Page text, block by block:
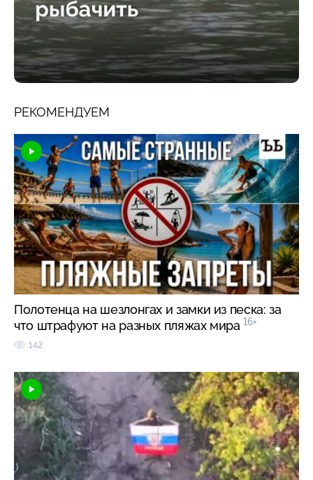
РЕКОМЕНДУЕМ
Полотенца на шезлонгах и замки из песка: за
что штрафуют на разных пляжах мира 16+
142